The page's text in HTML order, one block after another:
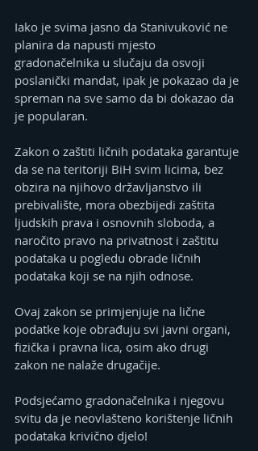
Iako je svima jasno da Stanivuković ne
planira da napusti mjesto
gradonačelnika u slučaju da osvoji
poslanički mandat, ipak je pokazao da je
spreman na sve samo da bi dokazao da
je popularan.
Zakon o zaštiti ličnih podataka garantuje
da se na teritoriji BiH svim licima, bez
obzira na njihovo državljanstvo ili
prebivalište, mora obezbijedi zaštita
ljudskih prava i osnovnih sloboda, a
naročito pravo na privatnost i zaštitu
podataka u pogledu obrade ličnih
podataka koji se na njih odnose.
Ovaj zakon se primjenjuje na lične
podatke koje obrađuju svi javni organi,
fizička i pravna lica, osim ako drugi
zakon ne nalaže drugačije.
Podsjećamo gradonačelnika i njegovu
svitu da je neovlašteno korištenje ličnih
podataka krivično djelo!